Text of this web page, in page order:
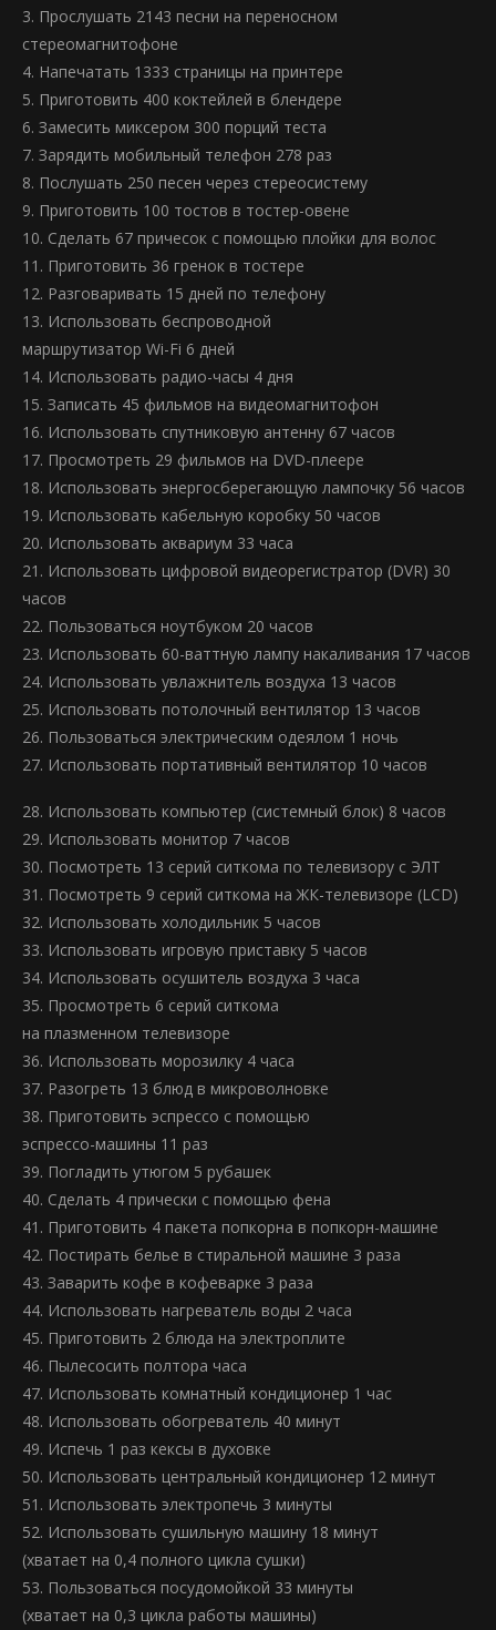
3. Прослушать 2143 песни на переносном
стереомагнитофоне
4. Напечатать 1333 страницы на принтере
5. Приготовить 400 коктейлей в блендере
6. Замесить миксером 300 порций теста
7. Зарядить мобильный телефон 278 раз
8. Послушать 250 песен через стереосистему
9. Приготовить 100 тостов в тостер-овене
10. Сделать 67 причесок с помощью плойки для волос
11. Приготовить 36 гренок в тостере
12. Разговаривать 15 дней по телефону
13. Использовать беспроводной
маршрутизатор Wi-Fi 6 дней
14. Использовать радио-часы 4 дня
15. Записать 45 фильмов на видеомагнитофон
16. Использовать спутниковую антенну 67 часов
17. Просмотреть 29 фильмов на DVD-плеере
18. Использовать энергосберегающую лампочку 56 часов
19. Использовать кабельную коробку 50 часов
20. Использовать аквариум 33 часа
21. Использовать цифровой видеорегистратор (DVR) 30
часов
22. Пользоваться ноутбуком 20 часов
23. Использовать 60-ваттную лампу накаливания 17 часов
24. Использовать увлажнитель воздуха 13 часов
25. Использовать потолочный вентилятор 13 часов
26. Пользоваться электрическим одеялом 1 ночь
27. Использовать портативный вентилятор 10 часов
28. Использовать компьютер (системный блок) 8 часов
29. Использовать монитор 7 часов
30. Посмотреть 13 серий ситкома по телевизору с ЭЛТ
31. Посмотреть 9 серий ситкома на ЖК-телевизоре (LCD)
32. Использовать холодильник 5 часов
33. Использовать игровую приставку 5 часов
34. Использовать осушитель воздуха 3 часа
35. Просмотреть 6 серий ситкома
на плазменном телевизоре
36. Использовать морозилку 4 часа
37. Разогреть 13 блюд в микроволновке
38. Приготовить эспрессо с помощью
эспрессо-машины 11 раз
39. Погладить утюгом 5 рубашек
40. Сделать 4 прически с помощью фена
41. Приготовить 4 пакета попкорна в попкорн-машине
42. Постирать белье в стиральной машине 3 раза
43. Заварить кофе в кофеварке 3 раза
44. Использовать нагреватель воды 2 часа
45. Приготовить 2 блюда на электроплите
46. Пылесосить полтора часа
47. Использовать комнатный кондиционер 1 час
48. Использовать обогреватель 40 минут
49. Испечь 1 раз кексы в духовке
50. Использовать центральный кондиционер 12 минут
51. Использовать электропечь 3 минуты
52. Использовать сушильную машину 18 минут
(хватает на 0,4 полного цикла сушки)
53. Пользоваться посудомойкой 33 минуты
(хватает на 0,3 цикла работы машины)